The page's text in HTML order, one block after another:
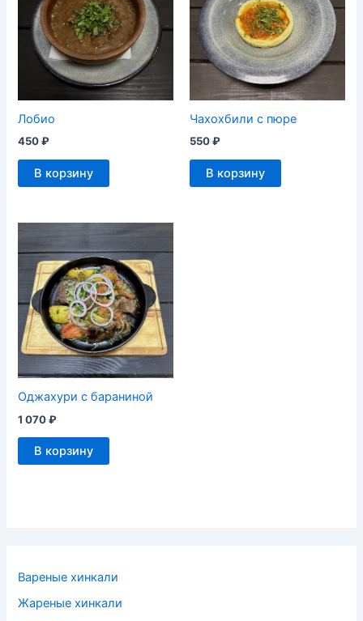
Вареные хинкали
Жареные хинкали
Лобио
450₽
В корзину
Чахохбили с пюре
550₽
В корзину
Оджахури с бараниной
1 070₽
В корзину